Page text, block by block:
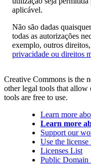
aplicável.
Não são dadas
todas as autorizações
exemplo, outros
privacidade ou direitos
Creative Commons is the
other legal tools that allow
tools are free to use.
Learn more
Learn more
Support our
Use the
Licenses List
Public Domain